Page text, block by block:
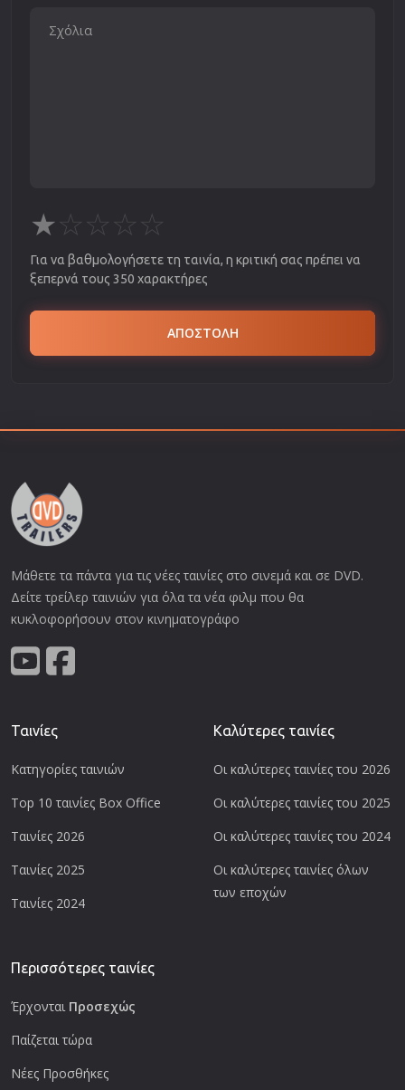
★☆☆☆☆
Για να βαθμολογήσετε τη ταινία, η κριτική σας πρέπει να
ξεπερνά τους 350 χαρακτήρες
ΑΠΟΣΤΟΛΗ
Μάθετε τα πάντα για τις νέες ταινίες στο σινεμά και σε DVD.
Δείτε τρείλερ ταινιών για όλα τα νέα φιλμ που θα
κυκλοφορήσουν στον κινηματογράφο
Ταινίες
Κατηγορίες ταινιών
Top 10 ταινίες Box Office
Ταινίες 2026
Ταινίες 2025
Ταινίες 2024
Καλύτερες ταινίες
Οι καλύτερες ταινίες του 2026
Οι καλύτερες ταινίες του 2025
Οι καλύτερες ταινίες του 2024
Οι καλύτερες ταινίες όλων
των εποχών
Περισσότερες ταινίες
Έρχονται Προσεχώς
Παίζεται τώρα
Νέες Προσθήκες